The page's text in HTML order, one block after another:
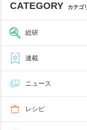
CATEGORY カテゴ
総研
連載
ニュース
レシピ